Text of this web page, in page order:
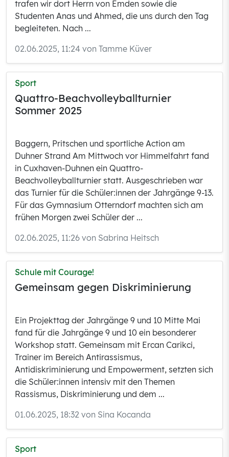
trafen wir dort Herrn von Emden sowie die
Studenten Anas und Ahmed, die uns durch den Tag
begleiteten. Nach ...
02.06.2025, 11:24 von Tamme Küver
Sport
Quattro-Beachvolleyballturnier
Sommer 2025
Baggern, Pritschen und sportliche Action am
Duhner Strand Am Mittwoch vor Himmelfahrt fand
in Cuxhaven-Duhnen ein Quattro-
Beachvolleyballturnier statt. Ausgeschrieben war
das Turnier für die Schüler:innen der Jahrgänge 9-13.
Für das Gymnasium Otterndorf machten sich am
frühen Morgen zwei Schüler der ...
02.06.2025, 11:26 von Sabrina Heitsch
Schule mit Courage!
Gemeinsam gegen Diskriminierung
Ein Projekttag der Jahrgänge 9 und 10 Mitte Mai
fand für die Jahrgänge 9 und 10 ein besonderer
Workshop statt. Gemeinsam mit Ercan Carikci,
Trainer im Bereich Antirassismus,
Antidiskriminierung und Empowerment, setzten sich
die Schüler:innen intensiv mit den Themen
Rassismus, Diskriminierung und dem ...
01.06.2025, 18:32 von Sina Kocanda
Sport